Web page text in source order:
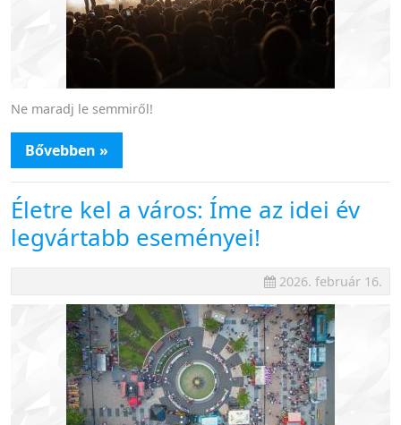
Ne maradj le semmiről!
Bővebben »
Életre kel a város: Íme az idei év
legvártabb eseményei!
2026. február 16.